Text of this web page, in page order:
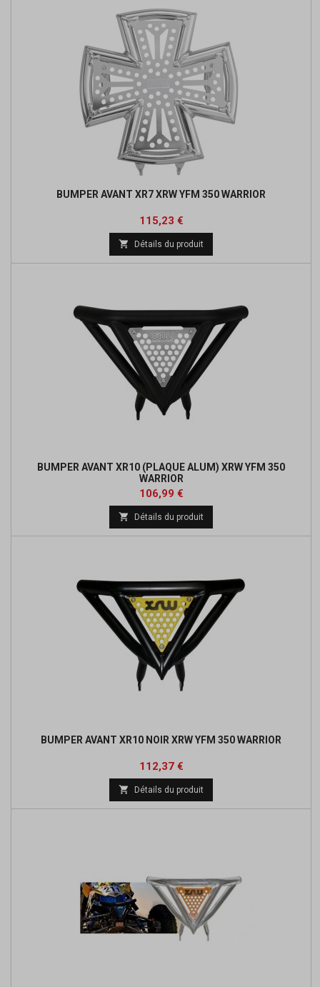
BUMPER AVANT XR7 XRW YFM 350 WARRIOR
Prix
115,23 €Prix
de
base
 Détails du produit
BUMPER AVANT XR10 (PLAQUE ALUM) XRW YFM 350
WARRIOR
Prix
106,99 €Prix
de
base
 Détails du produit
BUMPER AVANT XR10 NOIR XRW YFM 350 WARRIOR
Prix
112,37 €Prix
de
base
 Détails du produit